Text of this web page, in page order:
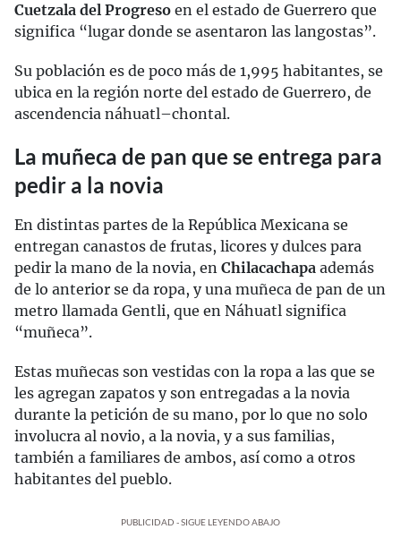
Cuetzala del Progreso en el estado de Guerrero que
significa “lugar donde se asentaron las langostas”.
Su población es de poco más de 1,995 habitantes, se
ubica en la región norte del estado de Guerrero, de
ascendencia náhuatl–chontal.
La muñeca de pan que se entrega para
pedir a la novia
En distintas partes de la República Mexicana se
entregan canastos de frutas, licores y dulces para
pedir la mano de la novia, en Chilacachapa además
de lo anterior se da ropa, y una muñeca de pan de un
metro llamada Gentli, que en Náhuatl significa
“muñeca”.
Estas muñecas son vestidas con la ropa a las que se
les agregan zapatos y son entregadas a la novia
durante la petición de su mano, por lo que no solo
involucra al novio, a la novia, y a sus familias,
también a familiares de ambos, así como a otros
habitantes del pueblo.
PUBLICIDAD - SIGUE LEYENDO ABAJO